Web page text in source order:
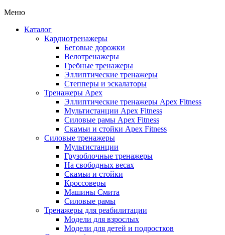
Меню
Каталог
Кардиотренажеры
Беговые дорожки
Велотренажеры
Гребные тренажеры
Эллиптические тренажеры
Степперы и эскалаторы
Тренажеры Apex
Эллиптические тренажеры Apex Fitness
Мультистанции Apex Fitness
Силовые рамы Apex Fitness
Скамьи и стойки Apex Fitness
Силовые тренажеры
Мультистанции
Грузоблочные тренажеры
На свободных весах
Скамьи и стойки
Кроссоверы
Машины Смита
Силовые рамы
Тренажеры для реабилитации
Модели для взрослых
Модели для детей и подростков